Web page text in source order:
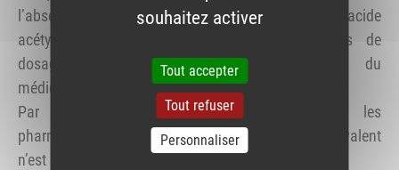
l’absence de groupe générique, les spécialités d’acide
acétylsalicylique en comprimés gastro-résistants de
dosage équivalent en cas d’indisponibilité du
médicament prescrit.
Par ailleurs, cette recommandation autorise les
pharmaciens à dispenser, si aucun dosage équivalent
n’est disponible :
souhaitez activer
Tout accepter
Tout refuser
Personnaliser